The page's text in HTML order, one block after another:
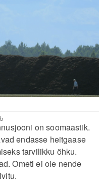
on soomaastik.
endasse heitgaase
tarvilikku õhku.
Ometi ei ole nende